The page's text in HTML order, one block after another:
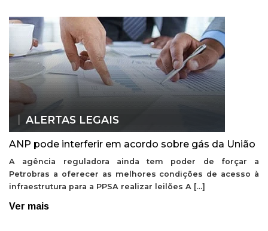
ALERTAS LEGAIS
ANP pode interferir em acordo sobre gás da União
A agência reguladora ainda tem poder de forçar a
Petrobras a oferecer as melhores condições de acesso à
infraestrutura para a PPSA realizar leilões A […]
Ver mais